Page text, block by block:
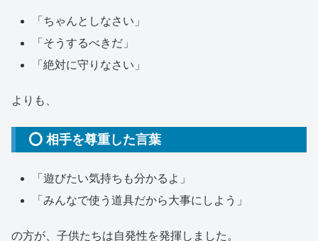
「ちゃんとしなさい」
「そうするべきだ」
「絶対に守りなさい」
よりも、
⭕ 相手を尊重した言葉
「遊びたい気持ちも分かるよ」
「みんなで使う道具だから大事にしよう」
の方が、子供たちは自発性を発揮しました。